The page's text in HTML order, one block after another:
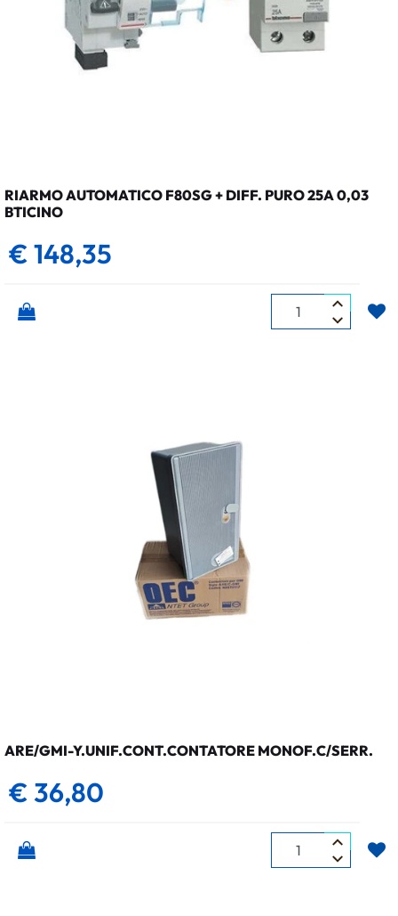
RIARMO AUTOMATICO F80SG + DIFF. PURO 25A 0,03
BTICINO
€ 148,35
Quantità
ARE/GMI-Y.UNIF.CONT.CONTATORE MONOF.C/SERR.
€ 36,80
Quantità